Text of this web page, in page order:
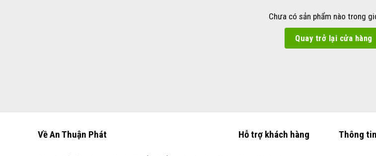
Chưa có sản phẩm nào trong
Quay trở lại cửa hàng
Về An Thuận Phát Hỗ trợ khách hàng Thông